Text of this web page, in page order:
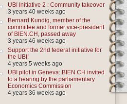
UBI Initiative 2 : Community takeover
3 years 40 weeks ago
Bernard Kundig, member of the
committee and former vice-president
of BIEN.CH, passed away
3 years 46 weeks ago
Support the 2nd federal initiative for
the UBI!
4 years 5 weeks ago
UBI pilot in Geneva: BIEN.CH invited
to a hearing by the parliamentary
Economics Commission
4 years 36 weeks ago